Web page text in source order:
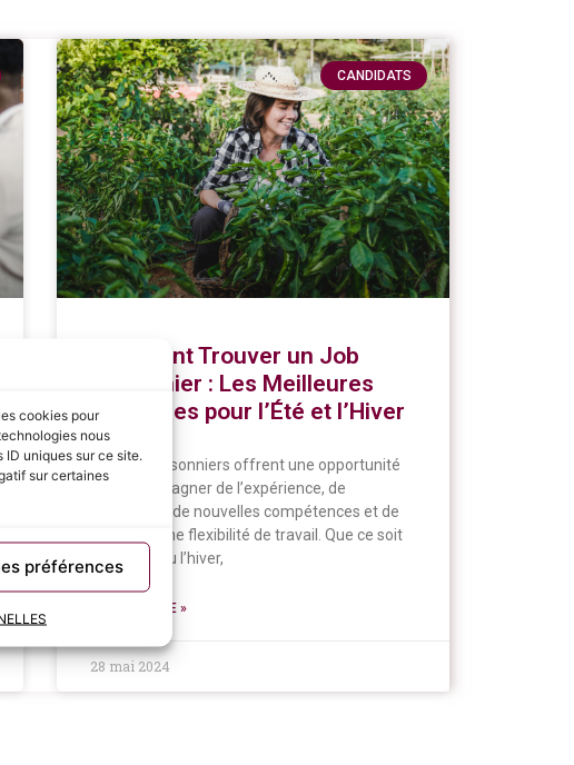
cookies pour
nous
uniques sur ce site.
sur certaines
préférences
CANDIDATS
Comment Trouver un Job
Saisonnier : Les Meilleures
Stratégies pour l’Été et l’Hiver
Les jobs saisonniers offrent une opportunité
unique de gagner de l’expérience, de
développer de nouvelles compétences et de
profiter d’une flexibilité de travail. Que ce soit
pour l’été ou l’hiver,
LIRE LA SUITE »
28 mai 2024